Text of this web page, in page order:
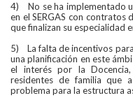
4) No se ha implementado
en el SERGAS con contratos
que finalizan su especialidad
5) La falta de incentivos
una planificación en este
el interés por la
residentes de familia que
problema para la estructura